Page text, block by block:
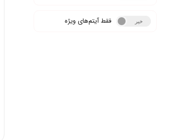
بله خیر فقط آیتم‌های ویژه